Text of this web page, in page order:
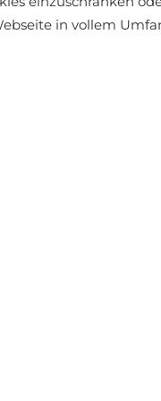
die einfach ins
Farb- und
wirklich einzigartigen
anderem
in vollem